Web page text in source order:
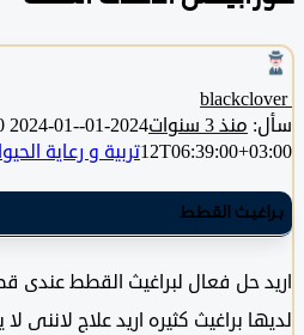
منذ 3 سنوات 2024-01-12T06:39:00+03:00
2024-01-
تربية و رعاية الحيوانات
القطط
براغيث كثيره اريد علاج لاننى لا